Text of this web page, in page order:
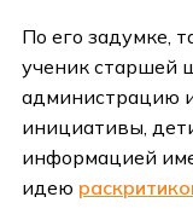
По его задумке,
ученик старшей
администрацию
инициативы,
информацией
идею